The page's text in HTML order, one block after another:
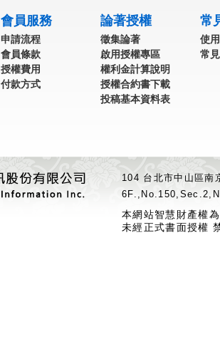
會員服務
申請流程
會員條款
授權費用
付款方式
論著授權
徵集論著
啟用授權專區
權利金計算說明
授權合約書下載
投稿基本資料表
常
使
常
104 台北市中山區
本網站智慧財產權
未經正式書面授權